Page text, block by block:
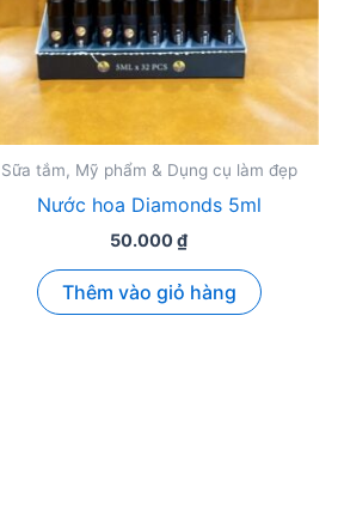
Sữa tắm, Mỹ phẩm & Dụng cụ làm đẹp
Nước hoa Diamonds 5ml
50.000₫
Thêm vào giỏ hàng